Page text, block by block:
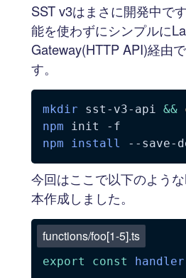
SST v3はまさに開発中で
能を使わずにシンプルに
Gateway(HTTP API)経由
す。
mkdir sst-v3-api &&
npm init
-f
npm
install
今回はここで以下のよう
本作成しました。
functions/foo[1-5].ts
export const handler